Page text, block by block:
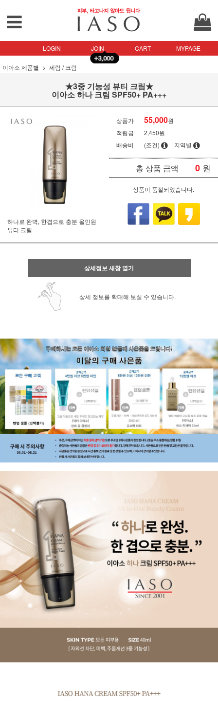
LOGIN JOIN CART MYPAGE
이아소 제품별 세럼 / 크림
★3중 기능성 뷰티 크림★
이아소 하나 크림 SPF50+ PA+++
하나로 완벽, 한겹으로 충분 올인원
뷰티 크림
상품가 55,000원
적립금
2,450원
배송비
(조건) 지역별
총 상품 금액 0 원
상품이 품절되었습니다.
상세정보 새창 열기
상세 정보를 확대해 보실 수 있습니다.